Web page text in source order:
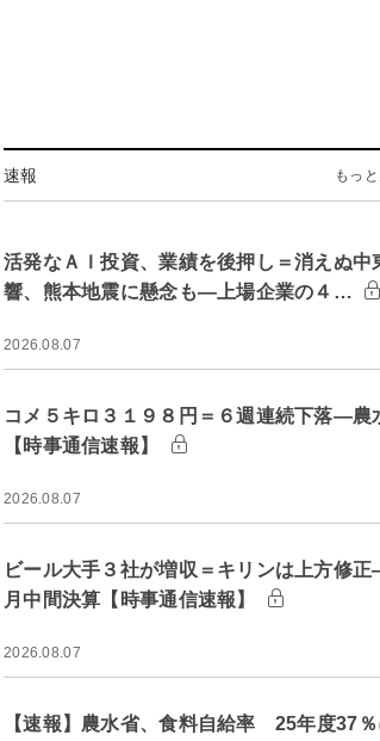
速報 もっ
活発なＡＩ投資、業績を後押し＝消えぬ中
響、熊本地震に懸念も―上場企業の４…
2026.08.07
コメ５キロ３１９８円＝６週連続下落―農
【時事通信速報】
2026.08.07
ビール大手３社が増収＝キリンは上方修
月中間決算【時事通信速報】
2026.08.07
【速報】農水省、食料自給率 25年度37